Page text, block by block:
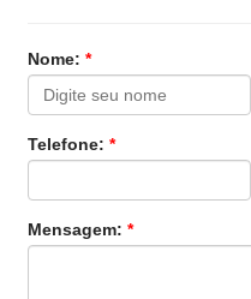
Nome:*
Telefone:*
Mensagem:*